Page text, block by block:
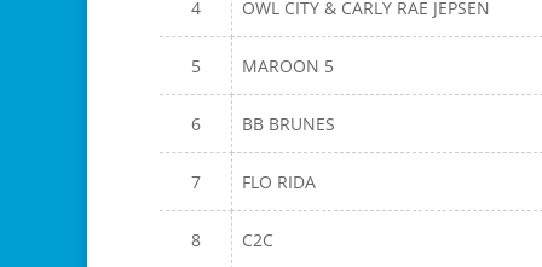
4 OWL CITY & CARLY RAE JEPSEN
5 MAROON 5
6 BB BRUNES
7 FLO RIDA
8 C2C